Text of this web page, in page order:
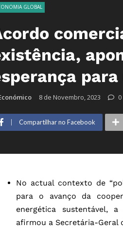
GLOBAL
8 de Novembro, 2023 0
Compartilhar no Facebook
No actual contexto de
para o avanço da
energética sustentável,
afirmou a Secretária-Geral